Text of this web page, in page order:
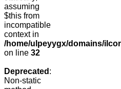
assuming
$this from
incompatible
context in
/home/ulpeyygx/domains/
on line 32
Deprecated :
Non-static